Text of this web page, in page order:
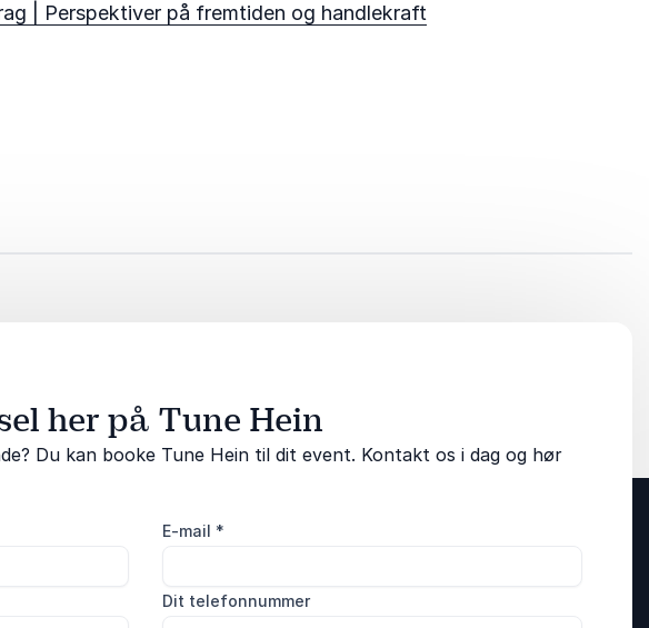
| Perspektiver på fremtiden og handlekraft
her på Tune Hein
Du kan booke Tune Hein til dit event. Kontakt os i dag og hør
E-mail *
Dit telefonnummer